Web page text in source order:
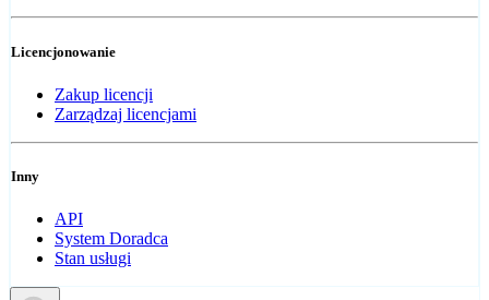
Licencjonowanie
Zakup licencji
Zarządzaj licencjami
Inny
API
System Doradca
Stan usługi